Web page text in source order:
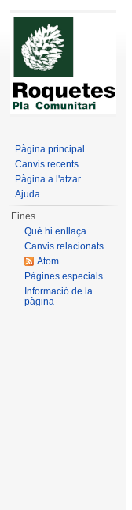
Pàgina principal
Canvis recents
Pàgina a l'atzar
Ajuda
Eines
Què hi enllaça
Canvis relacionats
Atom
Pàgines especials
Informació de la
pàgina